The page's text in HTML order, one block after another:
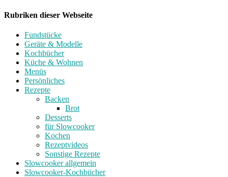
Rubriken dieser Webseite
Fundstücke
Geräte & Modelle
Kochbücher
Küche & Wohnen
Menüs
Persönliches
Rezepte
Backen
Brot
Desserts
für Slowcooker
Kochen
Rezeptvideos
Sonstige Rezepte
Slowcooker allgemein
Slowcooker-Kochbücher